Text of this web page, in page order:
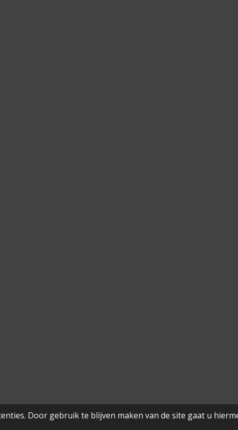
Door gebruik te blijven maken van de site gaat u